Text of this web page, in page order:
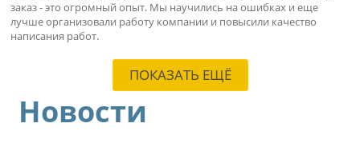
заказ - это огромный опыт. Мы научились на ошибках и еще
лучше организовали работу компании и повысили качество
написания работ.
ПОКАЗАТЬ ЕЩЁ
Новости